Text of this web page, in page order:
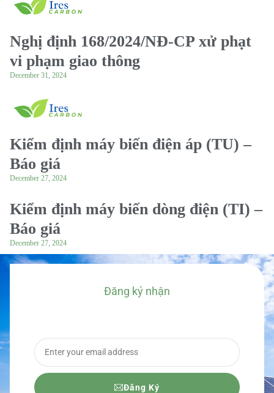
Nghị định 168/2024/NĐ-CP xử phạt
vi phạm giao thông
December 31, 2024
Kiểm định máy biến điện áp (TU) –
Báo giá
December 27, 2024
Kiểm định máy biến dòng điện (TI) –
Báo giá
December 27, 2024
Đăng ký nhận
Đăng Ký